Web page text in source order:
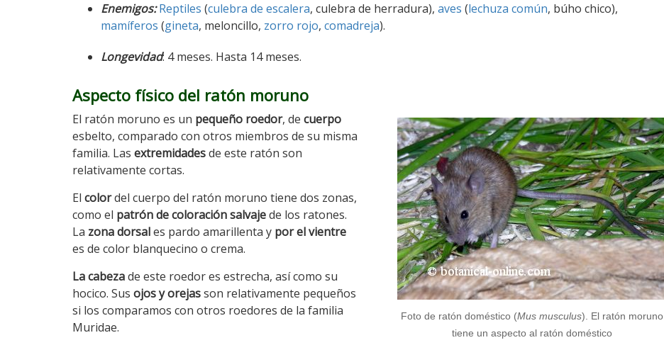
Enemigos: Reptiles (culebra de escalera, culebra de herradura), aves (lechuza común, búho chico),
mamíferos (gineta, meloncillo, zorro rojo, comadreja).
Longevidad: 4 meses. Hasta 14 meses.
Aspecto físico del ratón moruno
Foto de ratón doméstico (Mus musculus). El ratón moruno
tiene un aspecto al ratón doméstico
El ratón moruno es un pequeño roedor, de cuerpo
esbelto, comparado con otros miembros de su misma
familia. Las extremidadesde este ratón son
relativamente cortas.
El colordel cuerpo del ratón moruno tiene dos zonas,
como el patrón de coloración salvajede los ratones.
La zona dorsales pardo amarillenta y por el vientre
es de color blanquecino o crema.
La cabezade este roedor es estrecha, así como su
hocico. Sus ojos y orejasson relativamente pequeños
si los comparamos con otros roedores de la familia
Muridae.